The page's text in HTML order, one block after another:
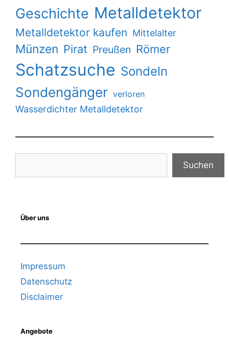
Geschichte Metalldetektor
Metalldetektor kaufen Mittelalter
Münzen Pirat Preußen Römer
Schatzsuche Sondeln
Sondengänger verloren
Wasserdichter Metalldetektor
Suchen
Über uns
Impressum
Datenschutz
Disclaimer
Angebote